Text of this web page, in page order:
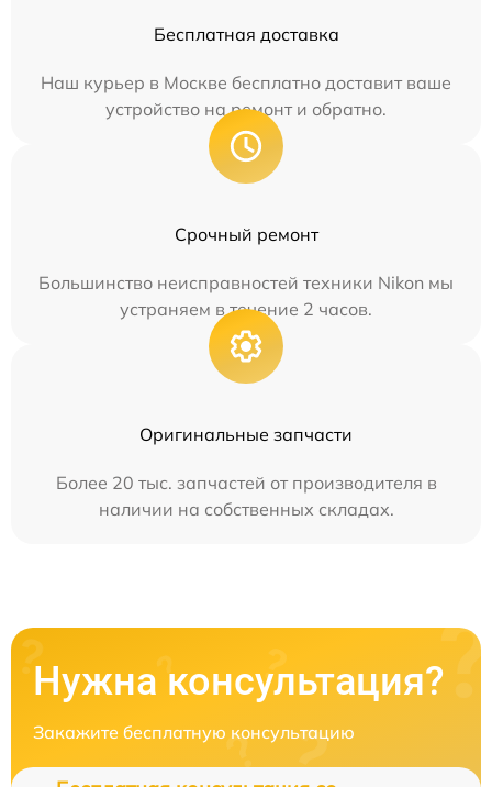
Бесплатная доставка
Наш курьер в Москве бесплатно доставит ваше
устройство на ремонт и обратно.
Срочный ремонт
Большинство неисправностей техники Nikon мы
устраняем в течение 2 часов.
Оригинальные запчасти
Более 20 тыс. запчастей от производителя в
наличии на собственных складах.
Нужна консультация?
Закажите бесплатную консультацию